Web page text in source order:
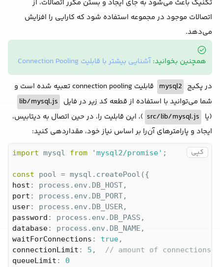
تکنیک باعث می‌شود به جای ایجاد و بستن مکرر اتصالات، از
اتصالات موجود در مجموعه استفاده شود که کارایی را افزایش
می‌دهد.
همچنین بخوانید:آشنایی بیشتر با قابلیت Connection Pooling
در پکیج mysql2
قابلیت connection pooling تعبیه شده است و
شما می‌توانید با استفاده از قطعه کد زیر در فایل lib/mysql.js
(یا src/lib/mysql.js )، این قابلیت را، در حین اتصال به دیتابیس،
ایجاد و پارامترهای آن‌را بر اساس نیاز خود، مقداردهی کنید:
کپی import mysql from 'mysql2/promise' ;
const
host
port
user
password
database
waitForConnections : true
connectionLimit : 5 ,
// amount of connections
queueLimit : 0